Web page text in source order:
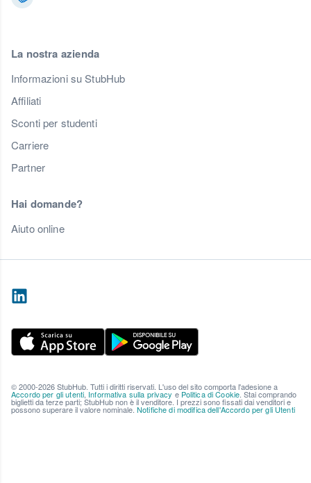
La nostra azienda
Informazioni su StubHub
Affiliati
Sconti per studenti
Carriere
Partner
Hai domande?
Aiuto online
© 2000-2026 StubHub. Tutti i diritti riservati. L'uso del sito comporta l'adesione a
Accordo per gli utenti Informativa sulla privacy e Politica di Cookie . Stai comprando
biglietti da terze parti; StubHub non è il venditore. I prezzi sono fissati dai venditori e
possono superare il valore nominale. Notifiche di modifica dell'Accordo per gli Utenti